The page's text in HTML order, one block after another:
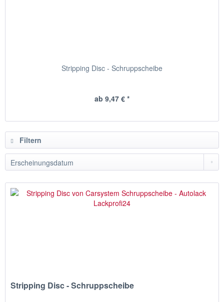
Stripping Disc - Schruppscheibe
ab 9,47 € *
Filtern
Stripping Disc - Schruppscheibe